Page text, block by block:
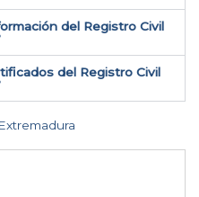
del Registro Civil
del Registro Civil